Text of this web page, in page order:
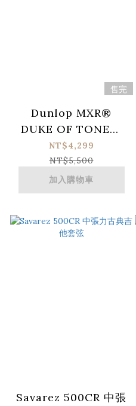
售完
Dunlop MXR®
DUKE OF TONE™
OVERDRIVE
CSP039
NT$4,299
NT$5,500
加入購物車
Savarez 500CR 中張